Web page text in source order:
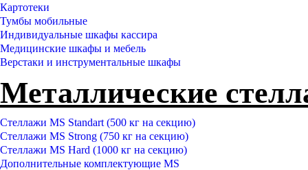
Картотеки
Тумбы мобильные
Индивидуальные шкафы кассира
Медицинские шкафы и мебель
Верстаки и инструментальные шкафы
Металлические
Стеллажи MS Standart (500 кг на секцию)
Стеллажи MS Strong (750 кг на секцию)
Стеллажи MS Hard (1000 кг на секцию)
Дополнительные комплектующие MS